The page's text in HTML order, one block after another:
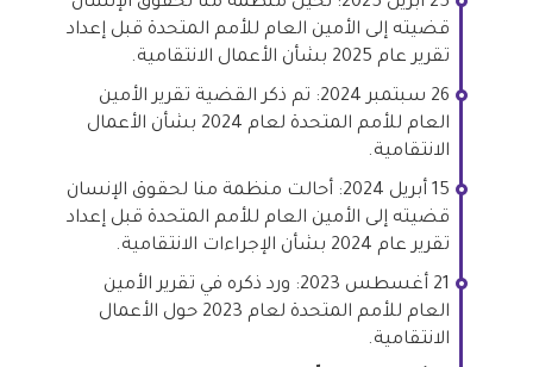
قضيته إلى الأمين العام للأمم المتحدة قبل إعداد
تقرير عام 2025 بشأن الأعمال الانتقامية.
26 سبتمبر 2024: تم ذكر القضية تقرير الأمين
العام للأمم المتحدة لعام 2024 بشأن الأعمال
الانتقامية.
15 أبريل 2024: أحالت منظمة منا لحقوق الإنسان
قضيته إلى الأمين العام للأمم المتحدة قبل إعداد
تقرير عام 2024 بشأن الإجراءات الانتقامية.
21 أغسطس 2023: ورد ذكره في تقرير الأمين
العام للأمم المتحدة لعام 2023 حول الأعمال
الانتقامية.